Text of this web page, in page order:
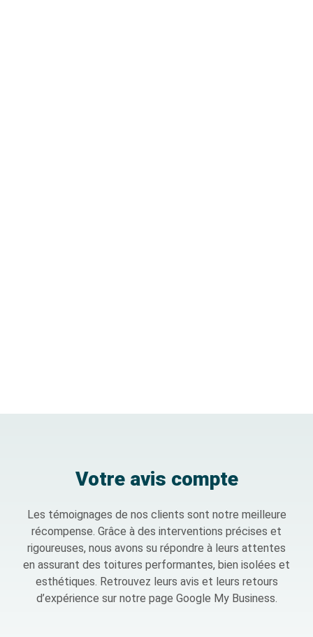
Votre avis compte
Les témoignages de nos clients sont notre meilleure
récompense. Grâce à des interventions précises et
rigoureuses, nous avons su répondre à leurs attentes
en assurant des toitures performantes, bien isolées et
esthétiques. Retrouvez leurs avis et leurs retours
d’expérience sur notre page Google My Business.